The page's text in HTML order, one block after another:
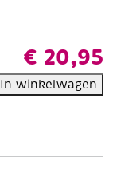
€ 20,95
In winkelwagen